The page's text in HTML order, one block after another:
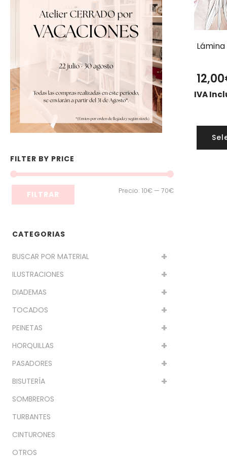
Lámina
12,00
IVA
FILTER BY PRICE
Precio
Precio
FILTRAR Precio: 10€ — 70€
CATEGORIAS
BUSCAR POR MATERIAL
ILUSTRACIONES
DIADEMAS
TOCADOS
PEINETAS
HORQUILLAS
PASADORES
BISUTERÍA
SOMBREROS
TURBANTES
CINTURONES
OTROS